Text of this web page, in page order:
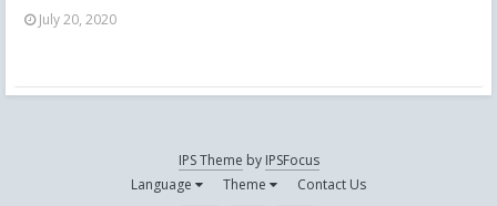
July 20, 2020
IPS Theme by IPSFocus
Language
Theme Contact Us